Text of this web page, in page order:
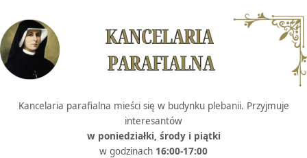
Kancelaria parafialna mieści się w budynku plebanii. Przyjmuje
interesantów
w poniedziałki, środy i piątki
w godzinach 16:00-17:00